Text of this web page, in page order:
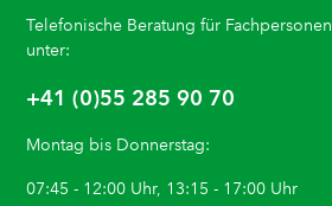
Telefonische Beratung für Fachpersonen
unter:
+41 (0)55 285 90 70
Montag bis Donnerstag:
07:45 - 12:00 Uhr, 13:15 - 17:00 Uhr